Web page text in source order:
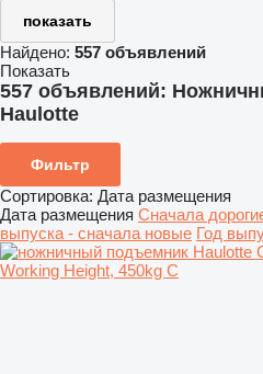
показать
Найдено: 557 объявлений
Показать
557 объявлений:
Haulotte
Фильтр
Сортировка: Дата размещения
Дата размещения Сначала
выпуска - сначала новые Год